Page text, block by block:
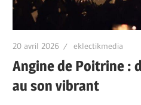
20 avril 2026 eklectikmedia
Angine de Poitrine :
au son vibrant